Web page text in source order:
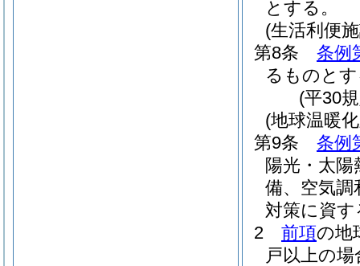
とする。
(生活利便
第8条
条例
るものと
(平30
(地球温暖
第9条
条例
陽光・太
備、空気
対策に資
2
前項の地
戸以上の